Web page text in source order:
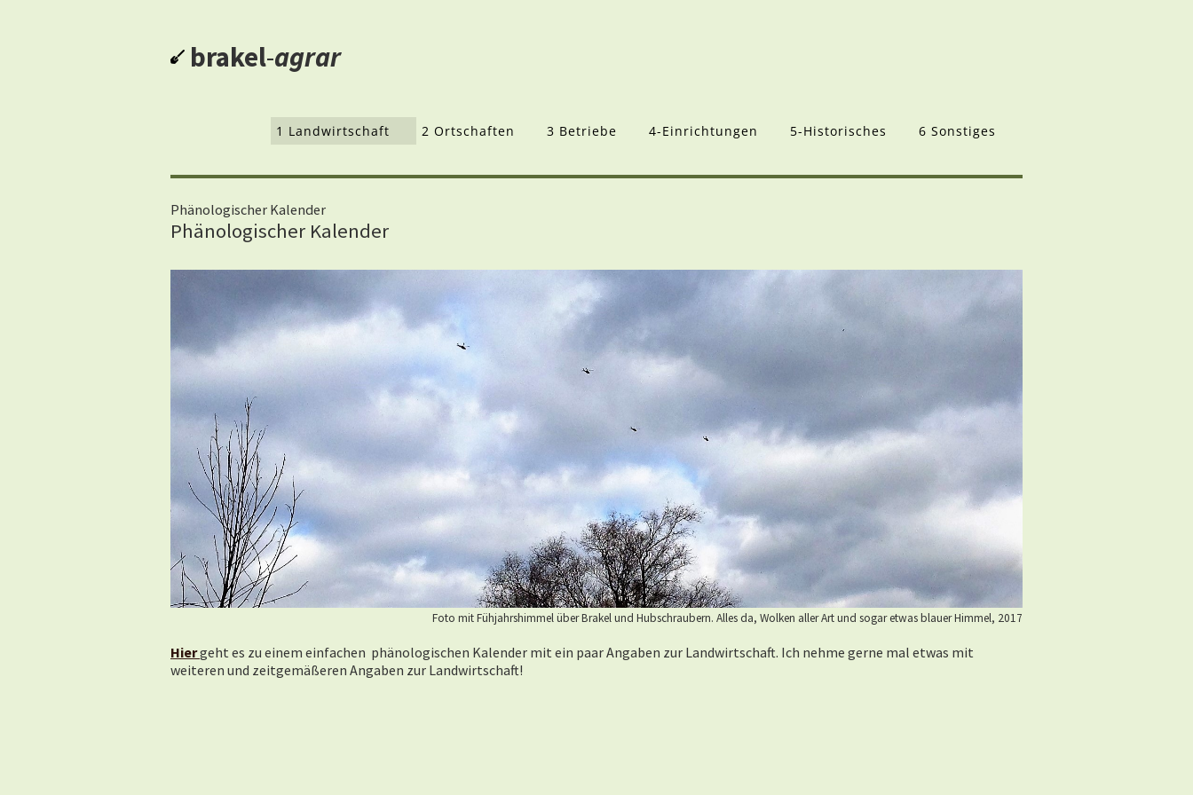
brakel-agrar
1 Landwirtschaft 2 Ortschaften 3 Betriebe 4-Einrichtungen 5-Historisches 6 Sonstiges
Phänologischer Kalender
Phänologischer Kalender
Foto mit Fühjahrshimmel über Brakel und Hubschraubern. Alles da, Wolken aller Art und sogar etwas blauer Himmel, 2017
Hiergeht es zu einem einfachen phänologischen Kalender mit ein paar Angaben zur Landwirtschaft. Ich nehme gerne mal etwas mit
weiteren und zeitgemäßeren Angaben zur Landwirtschaft!